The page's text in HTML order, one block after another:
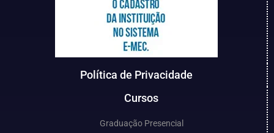
Política de Privacidade
Cursos
Graduação Presencial